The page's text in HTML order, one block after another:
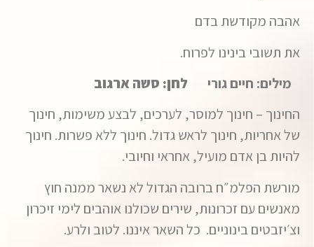
אהבה מקודשת בדם
את תשובי בינינו לפרוח.
מילים: חיים גורי לחן: סשה ארגוב
החינוך – חינוך למוסר, לערכים, לבצע משימות, חינוך
של אחריות, חינוך לראש גדול. חינוך ללא פשרות. חינוך
להיות בן אדם מועיל, אחראי וחיובי.
מורשת הפלמ״ח ברובה הגדול לא נשאר ממנה חוץ
מאנשים עם זכרונות, שירים שכולנו אוהבים לימי זיכרון
וצ׳יזבטים בינוניים. כל השאר איננו. לטוב ולרע.